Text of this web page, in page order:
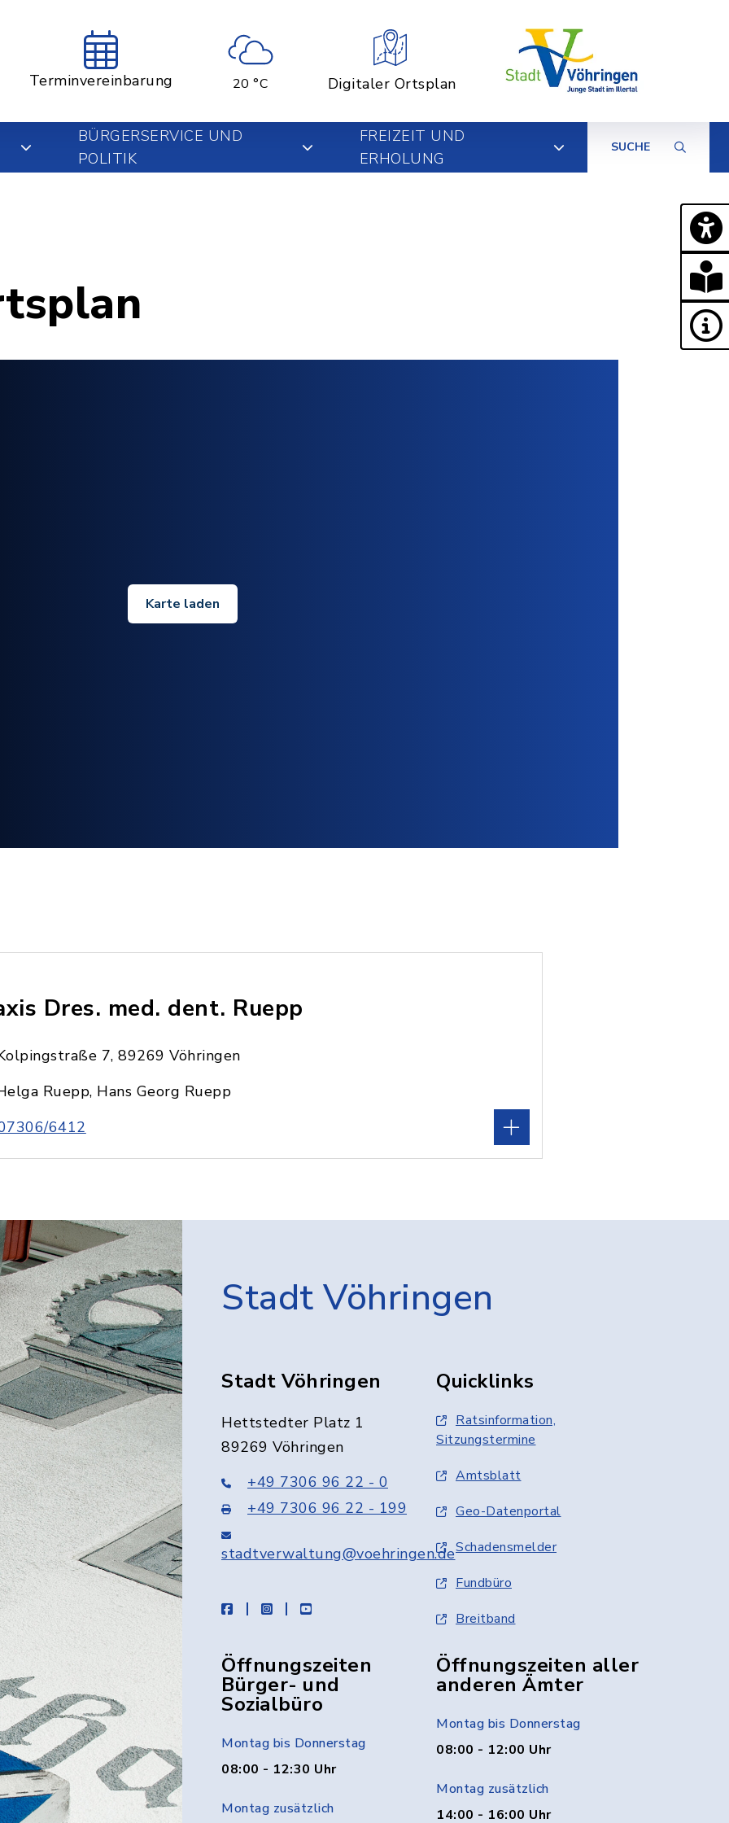
Terminvereinbarung 20 °C Digitaler Ortsplan
BÜRGERSERVICE UND
POLITIK
FREIZEIT UND
ERHOLUNG
SUCHE
Karte laden
Dres. med. dent. Ruepp
7, 89269 Vöhringen
Ruepp, Hans Georg Ruepp
6412
Stadt Vöhringen
Stadt Vöhringen
Hettstedter Platz 1
89269 Vöhringen
+49 7306 96 22 - 0
+49 7306 96 22 - 199
stadtverwaltung@voehringen.de
facebookinstagramyoutube
Quicklinks
Ratsinformation,
Sitzungstermine
Amtsblatt
Geo-Datenportal
Schadensmelder
Fundbüro
Breitband
Öffnungszeiten
Bürger- und
Sozialbüro
Montag bis Donnerstag
08:00 - 12:30 Uhr
Montag zusätzlich
Öffnungszeiten aller
anderen Ämter
Montag bis Donnerstag
08:00 - 12:00 Uhr
Montag zusätzlich
14:00 - 16:00 Uhr